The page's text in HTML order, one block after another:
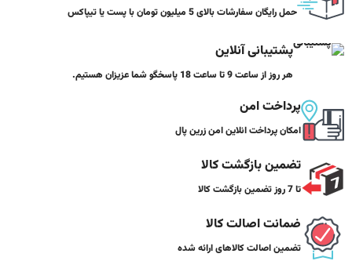
حمل رایگان سفارشات بالای 5 میلیون تومان با پست یا تیپاکس
پشتیبانی آنلاین
هر روز از ساعت 9 تا ساعت 18 پاسخگو شما عزیزان هستیم.
پرداخت امن
امکان پرداخت انلاین امن زرین پال
تضمین بازگشت کالا
تا 7 روز تضمین بازگشت کالا
ضمانت اصالت کالا
تضمین اصالت کالاهای ارائه شده